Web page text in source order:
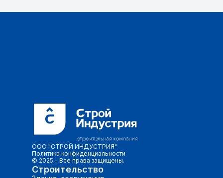
ООО "СТРОЙ ИНДУСТРИЯ"
Политика конфиденциальности
© 2025 - Все права защищены.
Строительство